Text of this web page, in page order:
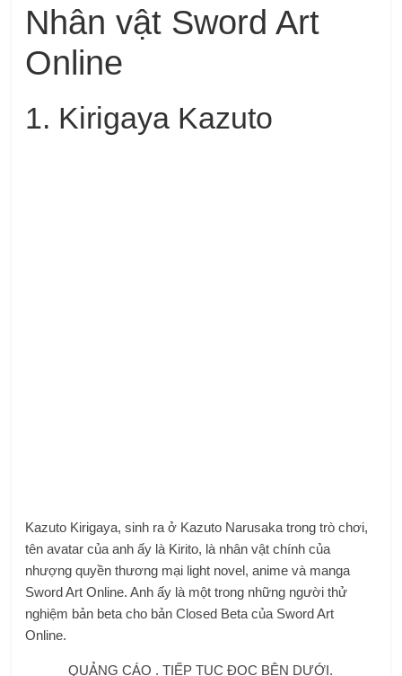
Nhân vật Sword Art
Online
1. Kirigaya Kazuto
Kazuto Kirigaya, sinh ra ở Kazuto Narusaka trong trò chơi,
tên avatar của anh ấy là Kirito, là nhân vật chính của
nhượng quyền thương mại light novel, anime và manga
Sword Art Online. Anh ấy là một trong những người thử
nghiệm bản beta cho bản Closed Beta của Sword Art
Online.
QUẢNG CÁO . TIẾP TỤC ĐỌC BÊN DƯỚI.